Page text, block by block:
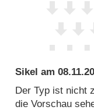
Sikel am
Der Typ ist nicht
die Vorschau